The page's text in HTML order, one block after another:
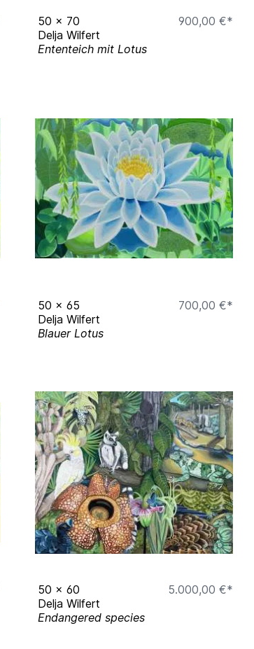
50 x 70
900,00 €*
Delja Wilfert
Ententeich mit Lotus
50 x 65
700,00 €*
Delja Wilfert
Blauer Lotus
50 x 60
5.000,00 €*
Delja Wilfert
Endangered species